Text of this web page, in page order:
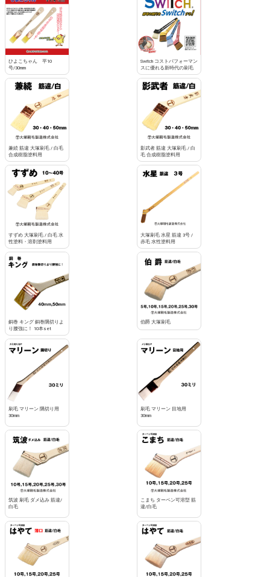
カートへ進む
ひよこちゃん 平10
号/30mm
Switch コストパフォーマン
スに優れる新時代の刷毛
兼続 筋違 大塚刷毛 / 白毛
合成樹脂塗料用
影武者 筋違 大塚刷毛 / 白
毛 合成樹脂塗料用
すずめ 大塚刷毛 / 白毛 水
性塗料・溶剤塗料用
大塚刷毛 水星 筋違 3号 /
赤毛 水性塗料用
銅巻 キング 銅巻隅切りよ
り腰強に！ 10本set
伯爵 大塚刷毛
刷毛 マリーン 隅切り用
30mm
刷毛 マリーン 目地用
30mm
筑波 刷毛 ダメ込み 筋違/
白毛
こまち ターペン可溶型 筋
違/白毛